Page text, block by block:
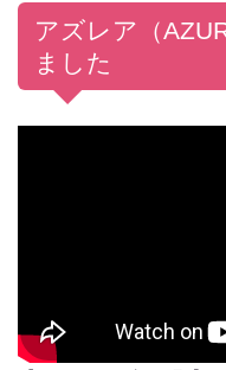
アズレア（
ました